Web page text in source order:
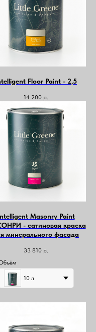
Floor Paint - 2,5
14 200 р.
Masonry Paint
- сатиновая краска
минерального фасада
33 810 р.
10 л